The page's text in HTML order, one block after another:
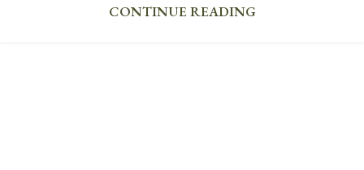
CONTINUE READING